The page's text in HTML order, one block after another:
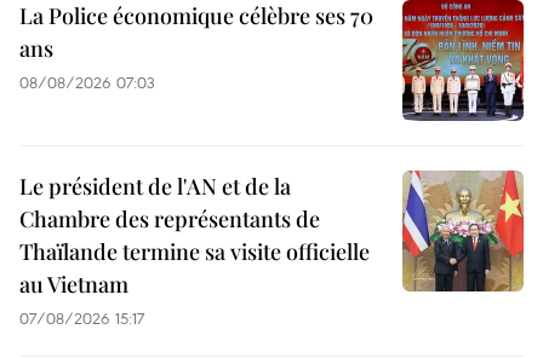
La Police économique célèbre ses 70
ans
08/08/2026 07:03
Le président de l'AN et de la
Chambre des représentants de
Thaïlande termine sa visite officielle
au Vietnam
07/08/2026 15:17